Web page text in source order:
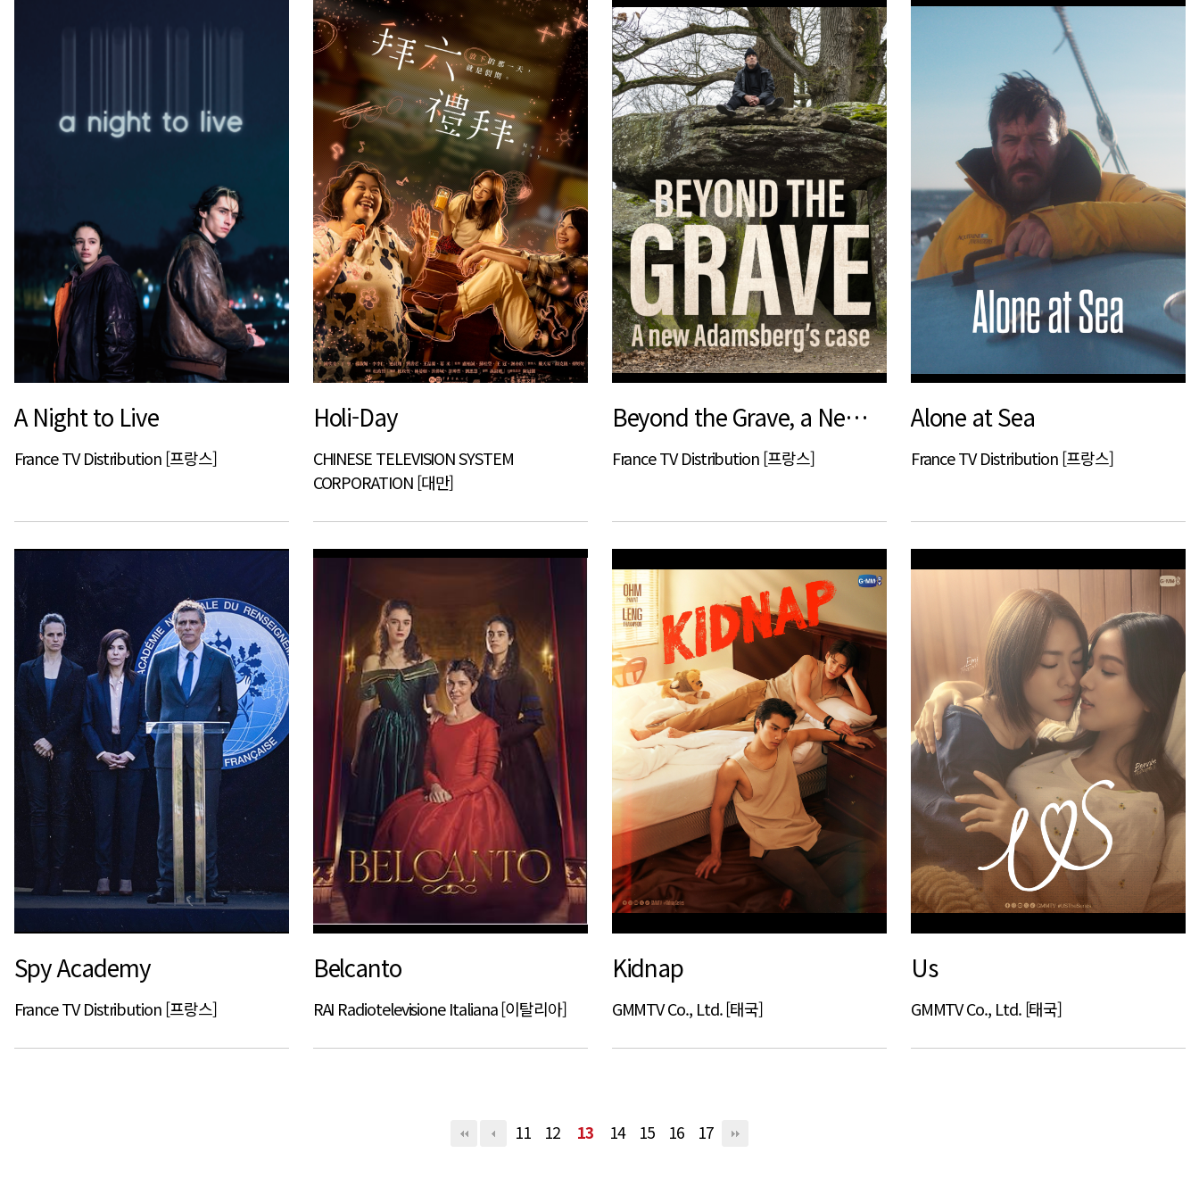
A Night to Live
France TV Distribution [프랑스]
Holi-Day
CHINESE TELEVISION SYSTEM
CORPORATION [대만]
Beyond the Grave, a New Adamsberg's Case
France TV Distribution [프랑스]
Alone at Sea
France TV Distribution [프랑스]
Spy Academy
France TV Distribution [프랑스]
Belcanto
RAI Radiotelevisione Italiana [이탈리아]
Kidnap
GMMTV Co., Ltd. [태국]
Us
GMMTV Co., Ltd. [태국]
11 12 13 14 15 16 17